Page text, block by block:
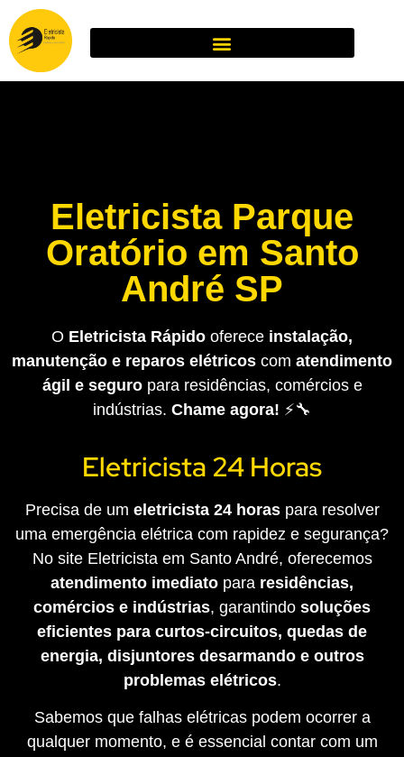
Eletricista Parque
Oratório em Santo
André SP
O Eletricista Rápido oferece instalação,
manutenção e reparos elétricos com atendimento
ágil e seguropara residências, comércios e
indústrias. Chame agora! ⚡🔧
Eletricista 24 Horas
Precisa de um eletricista 24 horaspara resolver
uma emergência elétrica com rapidez e segurança?
No site Eletricista em Santo André, oferecemos
atendimento imediato para residências,
comércios e indústrias, garantindo soluções
eficientes para curtos-circuitos, quedas de
energia, disjuntores desarmando e outros
problemas elétricos.
Sabemos que falhas elétricas podem ocorrer a
qualquer momento, e é essencial contar com um